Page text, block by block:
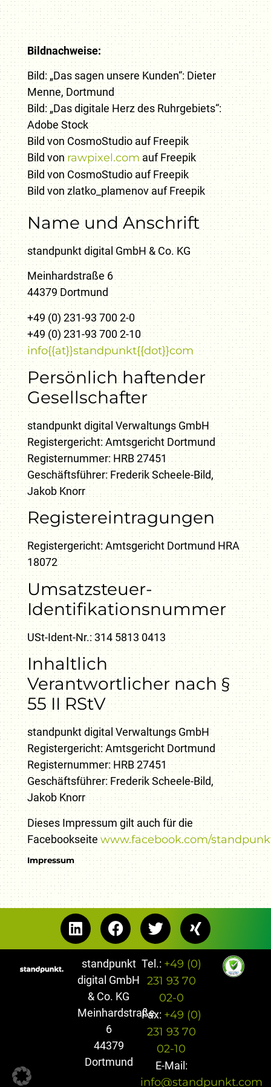
Impressum
Name und Anschrift
standpunkt digital GmbH & Co. KG
Meinhardstraße 6
44379 Dortmund
+49 (0) 231-93 700 2-0
+49 (0) 231-93 700 2-10
info{{at}}standpunkt{{dot}}com
Persönlich haftender
Gesellschafter
standpunkt digital Verwaltungs GmbH
Registergericht: Amtsgericht Dortmund
Registernummer: HRB 27451
Geschäftsführer: Frederik Scheele-Bild,
Jakob Knorr
Registereintragungen
Registergericht: Amtsgericht Dortmund HRA
18072
Umsatzsteuer-
Identifikationsnummer
USt-Ident-Nr.: 314 5813 0413
Inhaltlich
Verantwortlicher nach §
55 II RStV
standpunkt digital Verwaltungs GmbH
Registergericht: Amtsgericht Dortmund
Registernummer: HRB 27451
Geschäftsführer: Frederik Scheele-Bild,
Jakob Knorr
Dieses Impressum gilt auch für die
Facebookseite www.facebook.com/
Bildnachweise:
Bild: „Das sagen unsere Kunden“: Dieter
Menne, Dortmund
Bild: „Das digitale Herz des Ruhrgebiets“:
Adobe Stock
Bild von CosmoStudio auf Freepik
Bild von rawpixel.com auf Freepik
Bild von CosmoStudio auf Freepik
Bild von zlatko_plamenov auf Freepik
standpunkt
digital GmbH
& Co. KG
Meinhardstraße
6
44379
Dortmund
Tel.: +49 (0)
231 93 70
02-0
Fax: +49 (0)
231 93 70
02-10
E-Mail:
info@standpunkt.com